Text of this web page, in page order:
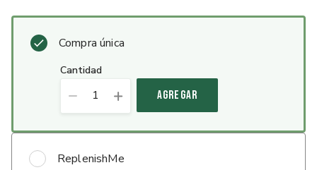
Compra única
cantidad
1 AGREGAR
ReplenishMe